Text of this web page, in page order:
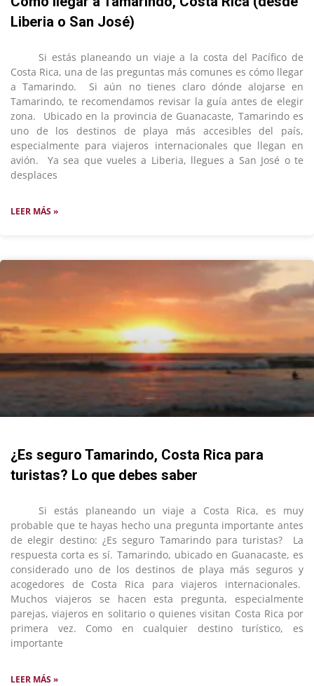
Liberia o San José)
Si estás planeando un viaje a la costa del Pacífico de
Costa Rica, una de las preguntas más comunes es cómo llegar
a Tamarindo. Si aún no tienes claro dónde alojarse en
Tamarindo, te recomendamos revisar la guía antes de elegir
zona. Ubicado en la provincia de Guanacaste, Tamarindo es
uno de los destinos de playa más accesibles del país,
especialmente para viajeros internacionales que llegan en
avión. Ya sea que vueles a Liberia, llegues a San José o te
desplaces
LEER MÁS »
¿Es seguro Tamarindo, Costa Rica para
turistas? Lo que debes saber
Si estás planeando un viaje a Costa Rica, es muy
probable que te hayas hecho una pregunta importante antes
de elegir destino: ¿Es seguro Tamarindo para turistas? La
respuesta corta es sí. Tamarindo, ubicado en Guanacaste, es
considerado uno de los destinos de playa más seguros y
acogedores de Costa Rica para viajeros internacionales.
Muchos viajeros se hacen esta pregunta, especialmente
parejas, viajeros en solitario o quienes visitan Costa Rica por
primera vez. Como en cualquier destino turístico, es
importante
LEER MÁS »